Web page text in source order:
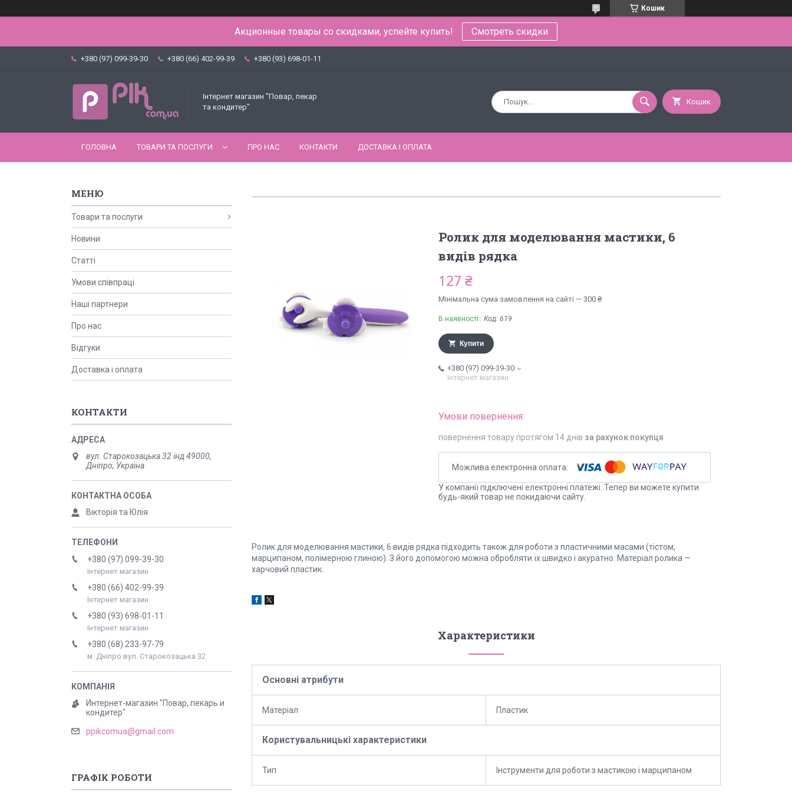
Кошик
Акционные товары со скидками, успейте купить! Смотреть скидки
+380 (97) 099-39-30 +380 (66) 402-99-39 +380 (93) 698-01-11
Інтернет магазин "Повар, пекар
та кондитер"
Кошик
ГОЛОВНА ТОВАРИ ТА ПОСЛУГИ ПРО НАС КОНТАКТИ ДОСТАВКА І ОПЛАТА
Ролик для моделювання мастики, 6
видів рядка
127 ₴
Мінімальна сума замовлення на сайті — 300 ₴
В наявності Код: 619
Купити
+380 (97) 099-39-30
Інтернет магазин
повернення товару протягом 14 днів за рахунок покупця
У компанії підключені електронні платежі. Тепер ви можете купити
будь-який товар не покидаючи сайту.
Ролик для моделювання мастики, 6 видів рядка підходить також для роботи з пластичними масами (тістом,
марципаном, полімерною глиною). З його допомогою можна обробляти їх швидко і акуратно. Матеріал ролика —
харчовий пластик.
Характеристики
Основні атрибути
Матеріал Пластик
Користувальницькі характеристики
Тип Інструменти для роботи з мастикою і марципаном
Товари та послуги
Новини
Статті
Умови співпраці
Наші партнери
Про нас
Відгуки
Доставка і оплата
КОНТАКТИ
вул. Старокозацька 32 інд 49000,
Дніпро, Україна
Вікторія та Юлія
+380 (97) 099-39-30
Інтернет магазин
+380 (66) 402-99-39
Інтернет магазин
+380 (93) 698-01-11
Інтернет магазин
+380 (68) 233-97-79
м. Дніпро вул. Старокозацька 32
Интернет-магазин "Повар, пекарь и
кондитер"
ppikcomua@gmail.com
ГРАФІК РОБОТИ